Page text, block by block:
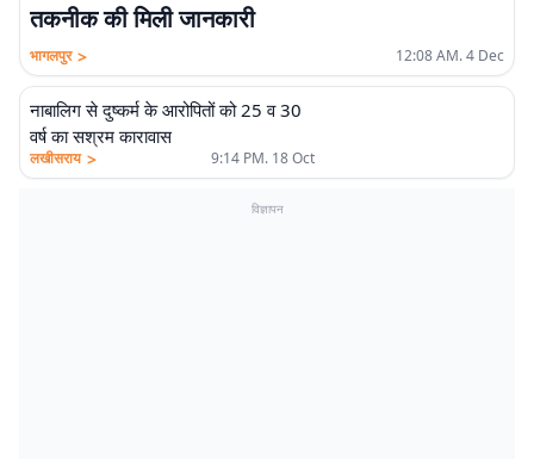
तकनीक की मिली जानकारी
भागलपुर > 12:08 AM. 4 Dec
नाबालिग से दुष्कर्म के आरोपितों को 25 व 30
वर्ष का सश्रम कारावास
लखीसराय > 9:14 PM. 18 Oct
विज्ञापन